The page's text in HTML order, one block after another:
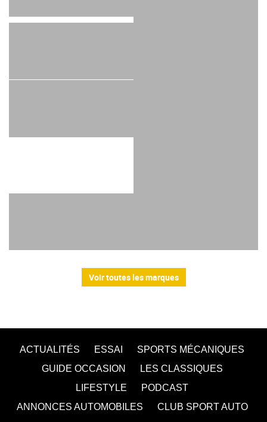
Voir toutes les marques
ACTUALITÉS ESSAI
SPORTS MÉCANIQUES
GUIDE OCCASION
LES CLASSIQUES
LIFESTYLE
PODCAST
ANNONCES AUTOMOBILES
CLUB SPORT AUTO